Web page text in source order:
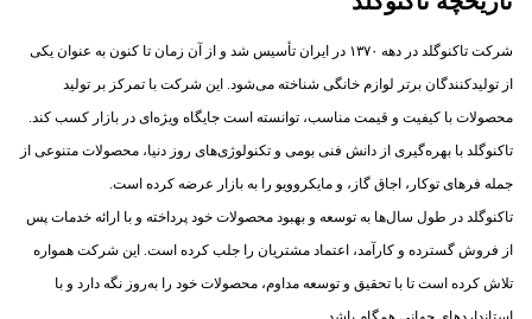
شرکت تاکنوگلد در دهه ۱۳۷۰ در ایران تأسیس شد و از آن زمان تا کنون به عنوان یکی
از تولیدکنندگان برتر لوازم خانگی شناخته می‌شود. این شرکت با تمرکز بر تولید
محصولات با کیفیت و قیمت مناسب، توانسته است جایگاه ویژه‌ای در بازار کسب کند.
تاکنوگلد با بهره‌گیری از دانش فنی بومی و تکنولوژی‌های روز دنیا، محصولات متنوعی از
جمله فرهای توکار، اجاق گاز، و مایکروویو را به بازار عرضه کرده است.
تاکنوگلد در طول سال‌ها به توسعه و بهبود محصولات خود پرداخته و با ارائه خدمات پس
از فروش گسترده و کارآمد، اعتماد مشتریان را جلب کرده است. این شرکت همواره
تلاش کرده است تا با تحقیق و توسعه مداوم، محصولات خود را به‌روز نگه دارد و با